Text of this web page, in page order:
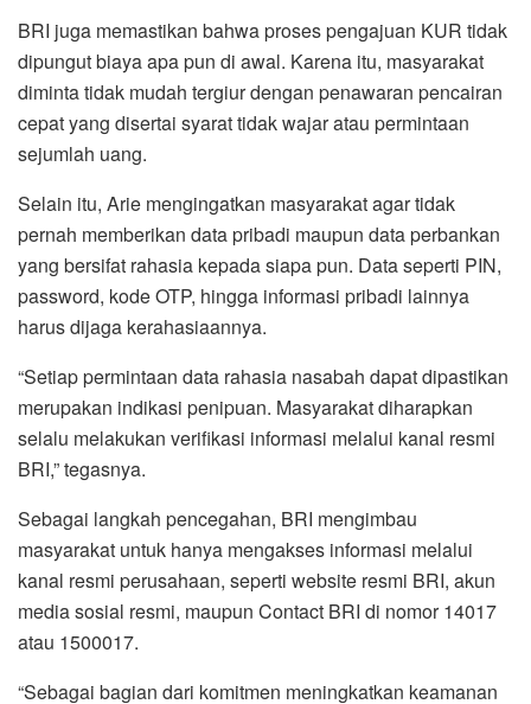
BRI juga memastikan bahwa proses pengajuan KUR tidak
dipungut biaya apa pun di awal. Karena itu, masyarakat
diminta tidak mudah tergiur dengan penawaran pencairan
cepat yang disertai syarat tidak wajar atau permintaan
sejumlah uang.
Selain itu, Arie mengingatkan masyarakat agar tidak
pernah memberikan data pribadi maupun data perbankan
yang bersifat rahasia kepada siapa pun. Data seperti PIN,
password, kode OTP, hingga informasi pribadi lainnya
harus dijaga kerahasiaannya.
“Setiap permintaan data rahasia nasabah dapat dipastikan
merupakan indikasi penipuan. Masyarakat diharapkan
selalu melakukan verifikasi informasi melalui kanal resmi
BRI,” tegasnya.
Sebagai langkah pencegahan, BRI mengimbau
masyarakat untuk hanya mengakses informasi melalui
kanal resmi perusahaan, seperti website resmi BRI, akun
media sosial resmi, maupun Contact BRI di nomor 14017
atau 1500017.
“Sebagai bagian dari komitmen meningkatkan keamanan